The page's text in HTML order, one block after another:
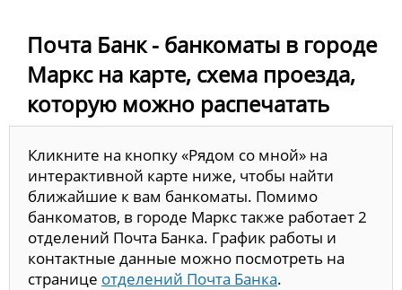
Почта Банк - банкоматы в городе
Маркс на карте, схема проезда,
которую можно распечатать
Кликните на кнопку «Рядом со мной» на
интерактивной карте ниже, чтобы найти
ближайшие к вам банкоматы. Помимо
банкоматов, в городе Маркс также работает 2
отделений Почта Банка. График работы и
контактные данные можно посмотреть на
странице отделений Почта Банка.